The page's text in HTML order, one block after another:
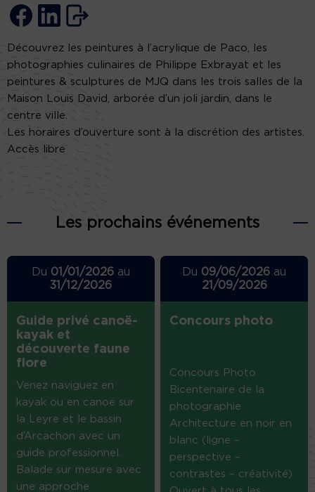
Découvrez les peintures à l’acrylique de Paco, les
photographies culinaires de Philippe Exbrayat et les
peintures & sculptures de MJQ dans les trois salles de la
Maison Louis David, arborée d’un joli jardin, dans le
centre ville.
Les horaires d’ouverture sont à la discrétion des artistes.
Accès libre
Les prochains événements
Du 01/01/2026au
31/12/2026
Guide privé canoë-
kayak et
découverte faune
flore
Venez naviguez en
kayak ou en canoë sur
la Leyre et le bassin
d’Arcachon avec un
guide professionnel.
Balade sur mesure avec
une approche
Du 09/06/2026 au
21/09/2026
Concours photo
Concours Photo
Bicentenaire de la
photographie
Architecture en noir en
blanc (ligne –
perspective –
contrastes – créativité)